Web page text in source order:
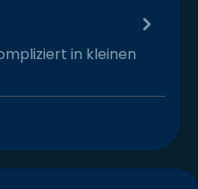
in kleinen